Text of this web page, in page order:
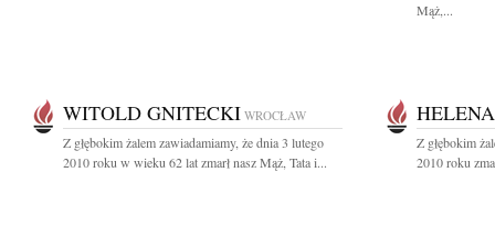
Mąż,...
WITOLD GNITECKI WROCŁAW
Z głębokim żalem zawiadamiamy, że dnia 3 lutego
2010 roku w wieku 62 lat zmarł nasz Mąż, Tata i...
Z głębokim
2010 roku